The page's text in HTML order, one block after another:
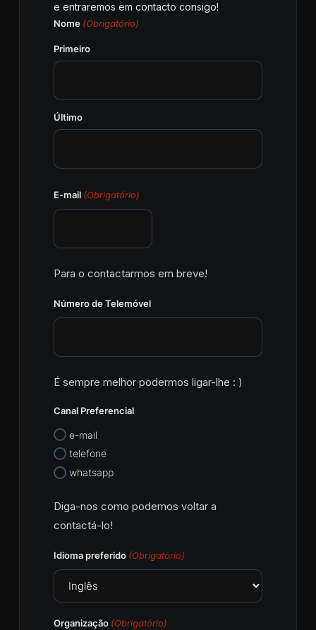
e entraremos em contacto consigo!
Nome (Obrigatório)
Primeiro
Último
E-mail (Obrigatório)
Para o contactarmos em breve!
Número de Telemóvel
É sempre melhor podermos ligar-lhe : )
Canal Preferencial
e-mail
telefone
whatsapp
Diga-nos como podemos voltar a
contactá-lo!
Idioma preferido (Obrigatório)
Organização (Obrigatório)